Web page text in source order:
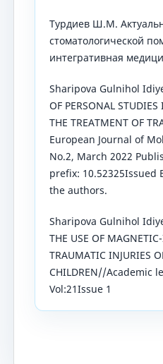
Турдиев Ш.М.
стоматологической
интегративная
Sharipova Gulnihol
OF PERSONAL
THE TREATMENT OF
European Journal of
No.2, March 2022
prefix:
the authors.
Sharipova Gulnihol
THE USE OF
TRAUMATIC INJURIES
CHILDREN//Academic
Vol:21Issue 1